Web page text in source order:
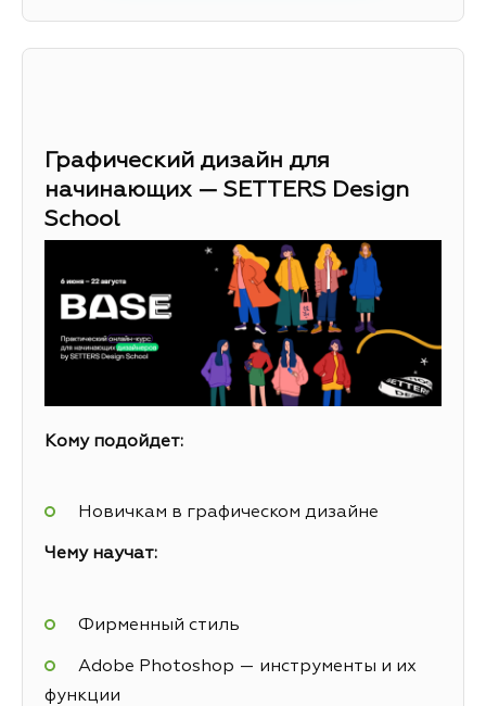
Графический дизайн для
начинающих — SETTERS Design
School
Кому подойдет:
Новичкам в графическом дизайне
Чему научат:
Фирменный стиль
Adobe Photoshop — инструменты и их
функции